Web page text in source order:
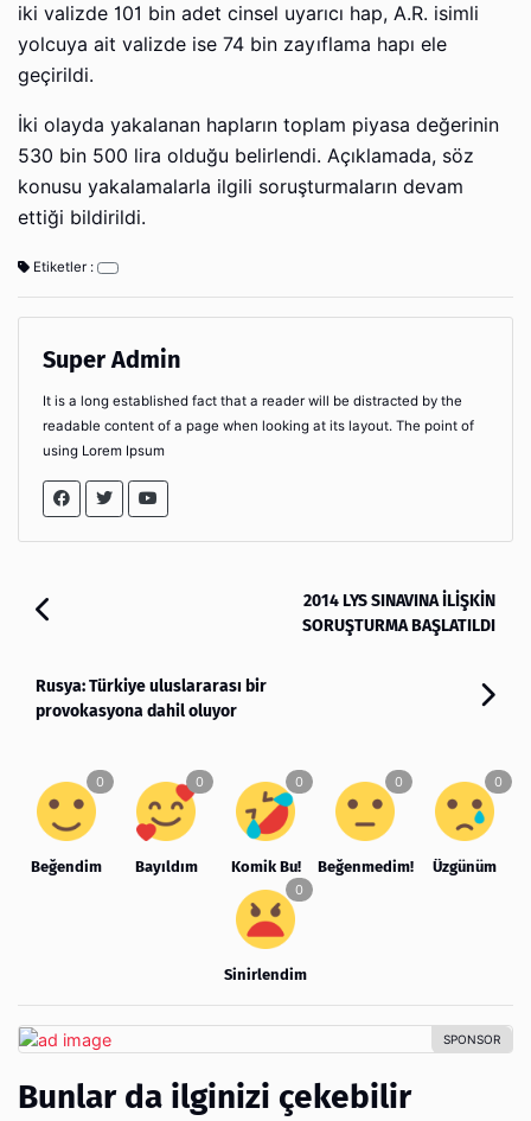
iki valizde 101 bin adet cinsel uyarıcı hap, A.R. isimli
yolcuya ait valizde ise 74 bin zayıflama hapı ele
geçirildi.
İki olayda yakalanan hapların toplam piyasa değerinin
530 bin 500 lira olduğu belirlendi. Açıklamada, söz
konusu yakalamalarla ilgili soruşturmaların devam
ettiği bildirildi.
Etiketler :
Super Admin
It is a long established fact that a reader will be distracted by the
readable content of a page when looking at its layout. The point of
using Lorem Ipsum
2014 LYS SINAVINA İLİŞKİN
SORUŞTURMA BAŞLATILDI
Rusya: Türkiye uluslararası bir
provokasyona dahil oluyor
Beğendim Bayıldım Komik Bu! Beğenmedim! Üzgünüm
Sinirlendim
Bunlar da ilginizi çekebilir